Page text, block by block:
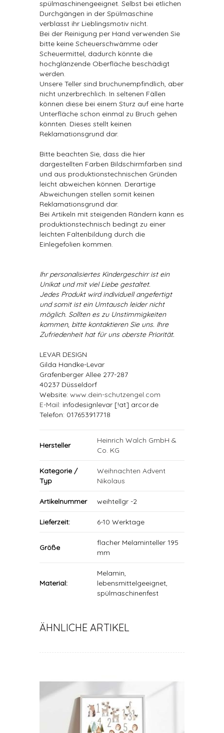
spülmaschinengeeignet. Selbst bei etlichen
Durchgängen in der Spülmaschine
verblasst ihr Lieblingsmotiv nicht.
Bei der Reinigung per Hand verwenden Sie
bitte keine Scheuerschwämme oder
Scheuermittel, dadurch könnte die
hochglänzende Oberfläche beschädigt
werden.
Unsere Teller sind bruchunempfindlich, aber
nicht unzerbrechlich. In seltenen Fällen
können diese bei einem Sturz auf eine harte
Unterfläche schon einmal zu Bruch gehen
könnten. Dieses stellt keinen
Reklamationsgrund dar.
Bitte beachten Sie, dass die hier
dargestellten Farben Bildschirmfarben sind
und aus produktionstechnischen Gründen
leicht abweichen können. Derartige
Abweichungen stellen somit keinen
Reklamationsgrund dar.
Bei Artikeln mit steigenden Rändern kann es
produktionstechnisch bedingt zu einer
leichten Faltenbildung durch die
Einlegefolien kommen.
Ihr personalisiertes Kindergeschirr ist ein
Unikat und mit viel Liebe gestaltet.
Jedes Produkt wird individuell angefertigt
und somit ist ein Umtausch leider nicht
möglich. Sollten es zu Unstimmigkeiten
kommen, bitte kontaktieren Sie uns. Ihre
Zufriedenheit hat für uns oberste Priorität.
LEVAR DESIGN
Gilda Handke-Levar
Grafenberger Allee 277-287
40237 Düsseldorf
Website: www.dein-schutzengel.com
E-Mail: infodesignlevar [!at] arcor.de
Telefon: 017653917718
Hersteller
Heinrich Walch GmbH &
Co. KG
Kategorie /
Typ
Weihnachten Advent
Nikolaus
Artikelnummer weihtellgr -2
Lieferzeit: 6-10 Werktage
Größe
flacher Melaminteller 195
mm
Material:
Melamin,
lebensmittelgeeignet,
spülmaschinenfest
ÄHNLICHE ARTIKEL